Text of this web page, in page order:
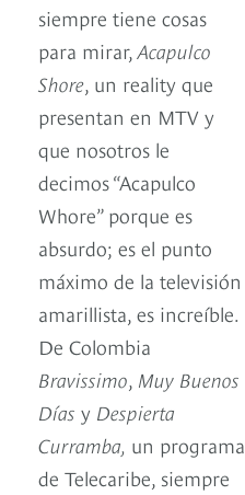
siempre tiene cosas
para mirar,Acapulco
Shore, un reality que
presentan en MTV y
que nosotros le
decimos “Acapulco
Whore” porque es
absurdo; es el punto
máximo de la televisión
amarillista, es increíble.
De Colombia
Bravissimo, Muy Buenos
Días y Despierta
Curramba, un programa
de Telecaribe, siempre